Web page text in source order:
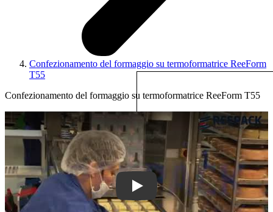
Confezionamento del formaggio su termoformatrice ReeForm
T55
Confezionamento del formaggio su termoformatrice ReeForm T55
Play